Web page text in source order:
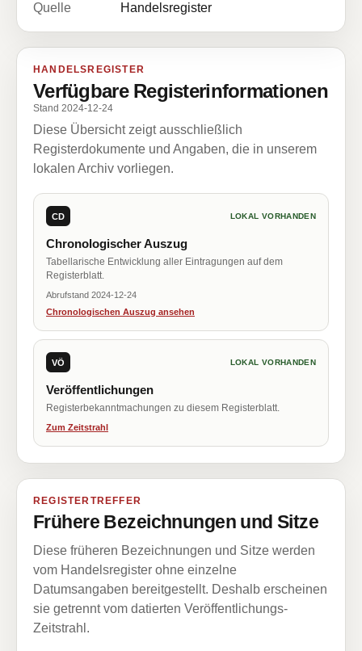
Quelle
Handelsregister
HANDELSREGISTER
Verfügbare Registerinformationen
Stand 2024-12-24
Diese Übersicht zeigt ausschließlich
Registerdokumente und Angaben, die in unserem
lokalen Archiv vorliegen.
CD LOKAL VORHANDEN
Chronologischer Auszug
Tabellarische Entwicklung aller Eintragungen auf dem
Registerblatt.
Abrufstand 2024-12-24
Chronologischen Auszug ansehen
VÖ LOKAL VORHANDEN
Veröffentlichungen
Registerbekanntmachungen zu diesem Registerblatt.
Zum Zeitstrahl
REGISTERTREFFER
Frühere Bezeichnungen und Sitze
Diese früheren Bezeichnungen und Sitze werden
vom Handelsregister ohne einzelne
Datumsangaben bereitgestellt. Deshalb erscheinen
sie getrennt vom datierten Veröffentlichungs-
Zeitstrahl.